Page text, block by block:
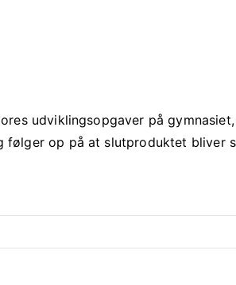
udviklingsopgaver på
følger op på at slutproduktet bliver